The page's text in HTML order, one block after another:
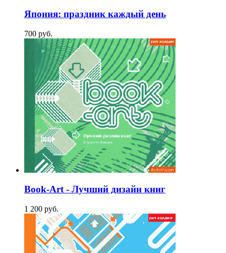
Япония: праздник каждый день
700 pуб.
Book-Art - Лучший дизайн книг
1 200 pуб.